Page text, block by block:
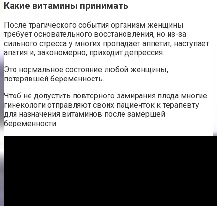
Какие витамины принимать
После трагического события организм женщины
требует основательного восстановления, но из-за
сильного стресса у многих пропадает аппетит, наступает
апатия и, закономерно, приходит депрессия.
Это нормальное состояние любой женщины,
потерявшей беременность.
Чтоб не допустить повторного замирания плода многие
гинекологи отправляют своих пациенток к терапевту
для назначения витаминов после замершей
беременности.